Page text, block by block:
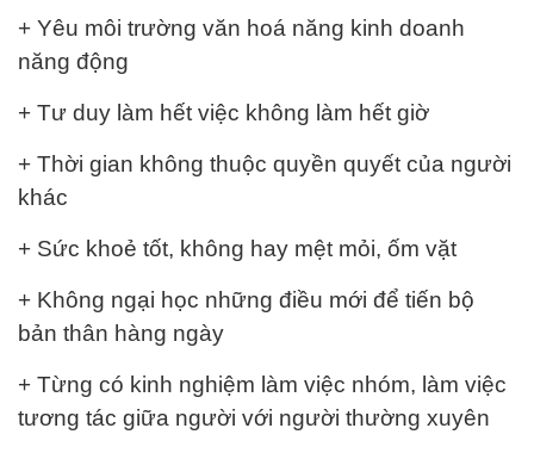
+ Yêu môi trường văn hoá năng kinh doanh
năng động
+ Tư duy làm hết việc không làm hết giờ
+ Thời gian không thuộc quyền quyết của người
khác
+ Sức khoẻ tốt, không hay mệt mỏi, ốm vặt
+ Không ngại học những điều mới để tiến bộ
bản thân hàng ngày
+ Từng có kinh nghiệm làm việc nhóm, làm việc
tương tác giữa người với người thường xuyên